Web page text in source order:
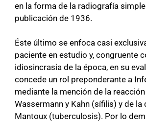
en la forma de la radiografía simple
publicación de 1936.
Éste último se enfoca casi
paciente en estudio y, congruente
idiosincrasia de la época, en su
concede un rol preponderante a
mediante la mención de la
Wassermann y Kahn (sífilis) y de la
Mantoux (tuberculosis). Por lo